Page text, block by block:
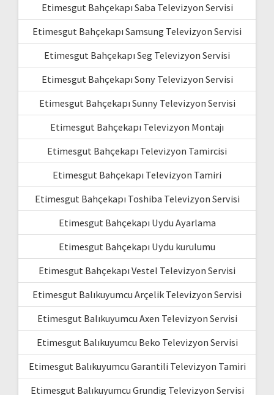
Etimesgut Bahçekapı Saba Televizyon Servisi
Etimesgut Bahçekapı Samsung Televizyon Servisi
Etimesgut Bahçekapı Seg Televizyon Servisi
Etimesgut Bahçekapı Sony Televizyon Servisi
Etimesgut Bahçekapı Sunny Televizyon Servisi
Etimesgut Bahçekapı Televizyon Montajı
Etimesgut Bahçekapı Televizyon Tamircisi
Etimesgut Bahçekapı Televizyon Tamiri
Etimesgut Bahçekapı Toshiba Televizyon Servisi
Etimesgut Bahçekapı Uydu Ayarlama
Etimesgut Bahçekapı Uydu kurulumu
Etimesgut Bahçekapı Vestel Televizyon Servisi
Etimesgut Balıkuyumcu Arçelik Televizyon Servisi
Etimesgut Balıkuyumcu Axen Televizyon Servisi
Etimesgut Balıkuyumcu Beko Televizyon Servisi
Etimesgut Balıkuyumcu Garantili Televizyon Tamiri
Etimesgut Balıkuyumcu Grundig Televizyon Servisi